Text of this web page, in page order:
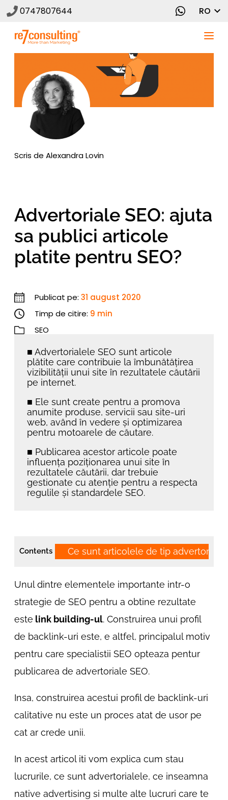
0747807644 RO
Scris deAlexandra Lovin
Advertoriale SEO: ajuta
sa publici articole
platite pentru SEO?
Publicat pe:31 august 2020
Timp de citire: 9 min
SEO
■ Advertorialele SEO sunt articole
plătite care contribuie la îmbunătățirea
vizibilității unui site în rezultatele căutării
pe internet.
■ Ele sunt create pentru a promova
anumite produse, servicii sau site-uri
web, având în vedere și optimizarea
pentru motoarele de căutare.
■ Publicarea acestor articole poate
influența poziționarea unui site în
rezultatele căutării, dar trebuie
gestionate cu atenție pentru a respecta
regulile și standardele SEO.
Unul dintre elementele importante intr-o
strategie de SEO pentru a obtine rezultate
este link building-ul. Construirea unui profil
de backlink-uri este, e altfel, principalul motiv
pentru care specialistii SEO opteaza pentur
publicarea de advertoriale SEO.
Insa, construirea acestui profil de backlink-uri
calitative nu este un proces atat de usor pe
cat ar crede unii.
In acest articol iti vom explica cum stau
lucrurile, ce sunt advertorialele, ce inseamna
native advertising si multe alte lucruri care te
Contents Ce sunt articolele de tip advertoriale